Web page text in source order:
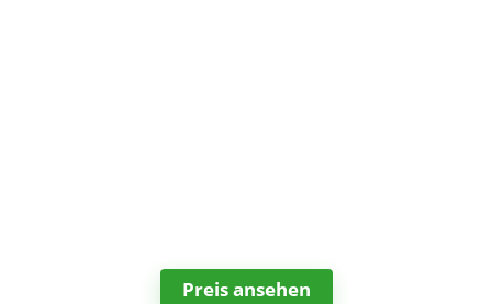
Preis ansehen